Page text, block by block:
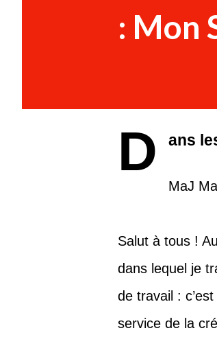
: Mon
D ans
MaJ
Salut à tous !
dans lequel je
de travail :
service de la